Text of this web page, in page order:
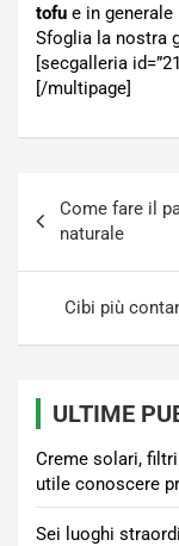
tofu e in
Sfoglia la nostra
[secgalleria
[/multipage]
articoli
Come fare il
naturale
Cibi più
ULTIME
Creme solari,
utile conoscere
Sei luoghi